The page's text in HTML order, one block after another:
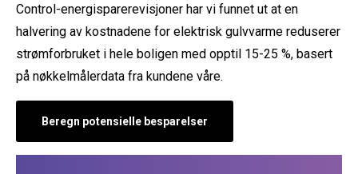
Control-energisparerevisjoner har vi funnet ut at en
halvering av kostnadene for elektrisk gulvvarme reduserer
strømforbruket i hele boligen med opptil 15-25 %, basert
på nøkkelmålerdata fra kundene våre.
Beregn potensielle besparelser